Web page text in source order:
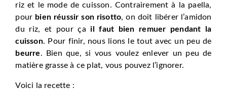
riz et le mode de cuisson. Contrairement à la paella,
pour bien réussir son risotto, on doit libérer l’amidon
du riz, et pour çail faut bien remuer pendant la
cuisson. Pour finir, nous lions le tout avec un peu de
beurre. Bien que, si vous voulez enlever un peu de
matière grasse à ce plat, vous pouvez l’ignorer.
Voici la recette :